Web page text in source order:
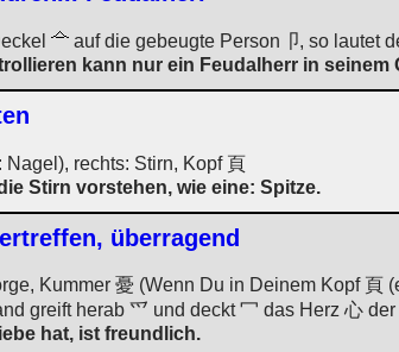
auf die gebeugte Person卩, so lautet
kann nur ein Feudalherr in seinem
rechts: Stirn, Kopf 頁
Stirn vorstehen, wie eine: Spitze.
überragend
Kummer 憂 (Wenn Du in Deinem Kopf 頁
greift herab 爫 und deckt 冖 das Herz 心
hat, ist freundlich.